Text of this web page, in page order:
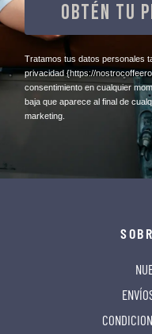
OBTÉN TU
​Tratamos tus datos personales
privacidad {https://
consentimiento en cualquier
baja que aparece al final de
marketing.